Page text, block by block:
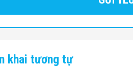
khai tương tự